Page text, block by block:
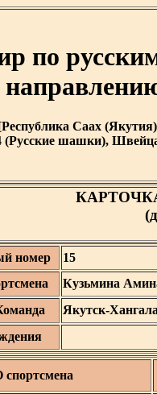
по
Саах
(Русские шашки),
номер 15
Кузьмина
Якутск-